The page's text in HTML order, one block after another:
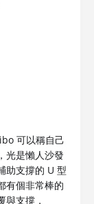
可以稱自己
光是懶人沙發
助支撐的 U 型
有個非常棒的
支撐，